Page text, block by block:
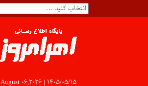
August 06,2026 | ۱۴۰۵/۰۵/۱۵